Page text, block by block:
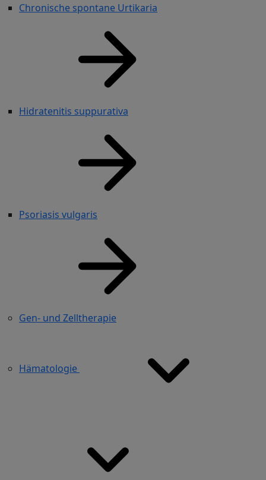
Chronische spontane Urtikaria
Hidratenitis suppurativa
Psoriasis vulgaris
Gen- und Zelltherapie
Hämatologie